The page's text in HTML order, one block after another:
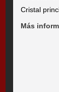
Cristal
Más